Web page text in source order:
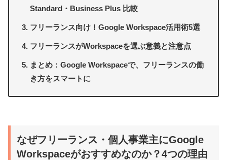
Standard・Business Plus 比較
フリーランス向け！Google Workspace活用術5選
フリーランスがWorkspaceを選ぶ意義と注意点
まとめ：Google Workspaceで、フリーランスの働
き方をスマートに
なぜフリーランス・個人事業主にGoogle
Workspaceがおすすめなのか？4つの理由